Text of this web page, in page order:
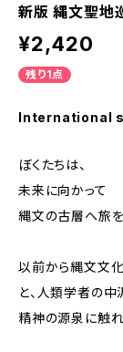
新版 縄文聖地
¥2,420
残り1点
International
ぼくたちは、
未来に向かって
縄文の古層へ旅
以前から縄文文
と、人類学者の中
精神の源泉に触れ